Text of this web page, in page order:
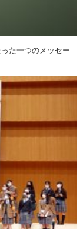
た一つのメッセー